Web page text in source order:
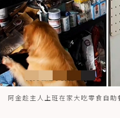
阿金趁主人上班在家大吃零食自助